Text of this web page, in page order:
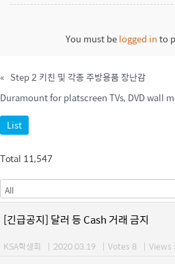
You must belogged into
« Step 2 키친 및 각종 주방용품 장난감
Duramount for platscreen TVs, DVD wall
List
Total 11,547
[긴급공지] 달러 등 Cash 거래 금지
KSA학생회 | 2020.03.19 | Votes 8 | Views